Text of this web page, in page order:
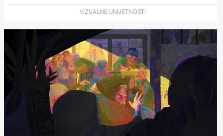
VIZUALNE UMJETNOSTI